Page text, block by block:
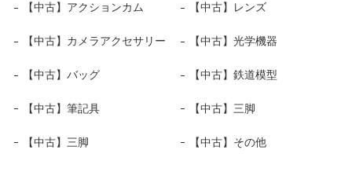
【中古】アクションカム 【中古】レンズ
【中古】カメラアクセサリー 【中古】光学機器
【中古】バッグ 【中古】鉄道模型
【中古】筆記具 【中古】三脚
【中古】三脚 【中古】その他